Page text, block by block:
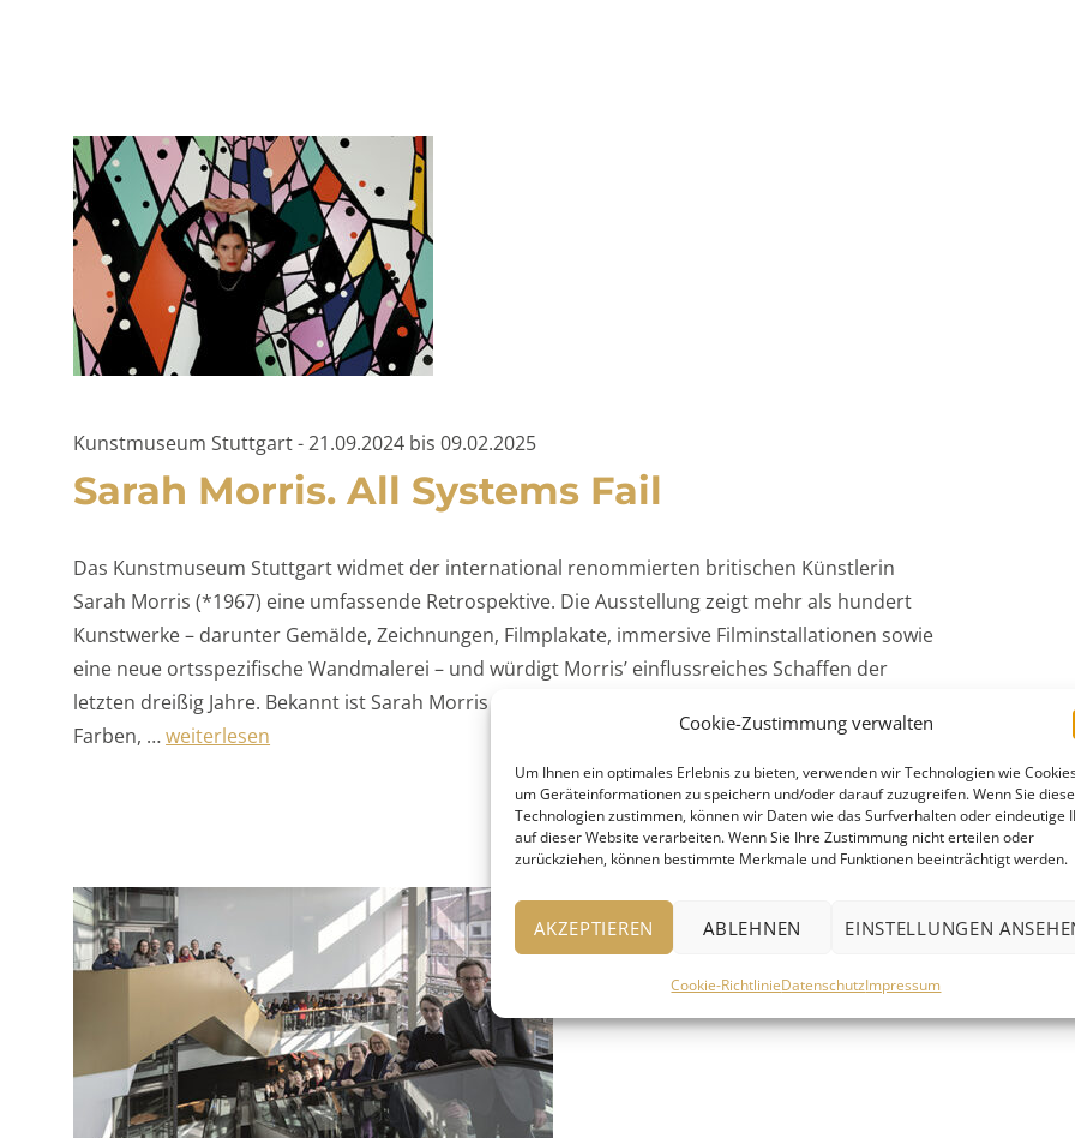
Cookie-Zustimmung verwalten
Um Ihnen ein optimales Erlebnis zu bieten, verwenden wir Technologien wie
um Geräteinformationen zu speichern und/oder darauf zuzugreifen. Wenn Sie
Technologien zustimmen, können wir Daten wie das Surfverhalten oder eindeutige
auf dieser Website verarbeiten. Wenn Sie Ihre Zustimmung nicht erteilen oder
zurückziehen, können bestimmte Merkmale und Funktionen beeinträchtigt werden.
AKZEPTIEREN ABLEHNEN EINSTELLUNGEN
Cookie-RichtlinieDatenschutzImpressum
Kunstmuseum Stuttgart - 21.09.2024 bis 09.02.2025
Sarah Morris. All Systems Fail
Das Kunstmuseum Stuttgart widmet der international renommierten britischen Künstlerin
Sarah Morris (*1967) eine umfassende Retrospektive. Die Ausstellung zeigt mehr als hundert
Kunstwerke – darunter Gemälde, Zeichnungen, Filmplakate, immersive Filminstallationen sowie
eine neue ortsspezifische Wandmalerei – und würdigt Morris’ einflussreiches Schaffen der
letzten dreißig Jahre. Bekannt ist Sarah Morris für ihre geometrischen Gemälde in lebendigen
Farben, …„Sarah Morris. All Systems Fail“
weiterlesen